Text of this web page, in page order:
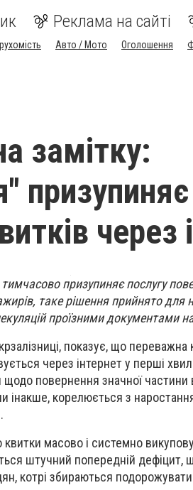
Реклама на сайті
Авто / Мото Оголошення
замітку:
призупиняє
через
призупиняє послугу
таке рішення прийнято
проїзними документами
показує, що переважна
через інтернет у перші
повернення значної частини
інакше, корелюється з
квитки масово і системно
штучний попередній дефіцит,
котрі збираються